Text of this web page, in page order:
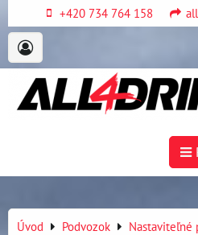
+420 734 764 158
Úvod Podvozok
Nastaviteľné